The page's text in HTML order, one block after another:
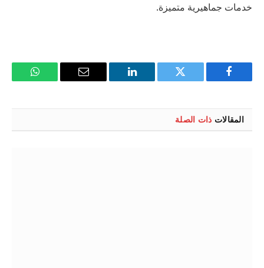
خدمات جماهيرية متميزة.
فيسبوك تويتر لينكدإن
البريد
واتساب
المقالات ذات الصلة